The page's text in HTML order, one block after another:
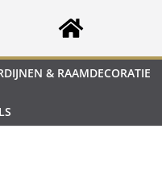
& RAAMDECORATIE